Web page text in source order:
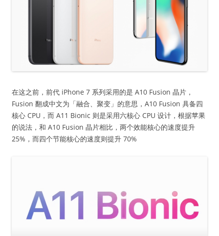
在这之前，前代 iPhone 7 系列采用的是 A10 Fusion 晶片，
Fusion 翻成中文为「融合、聚变」的意思，A10 Fusion 具备四
核心 CPU，而 A11 Bionic 则是采用六核心 CPU 设计，根据苹果
的说法，和 A10 Fusion 晶片相比，两个效能核心的速度提升
25%，而四个节能核心的速度则提升 70%